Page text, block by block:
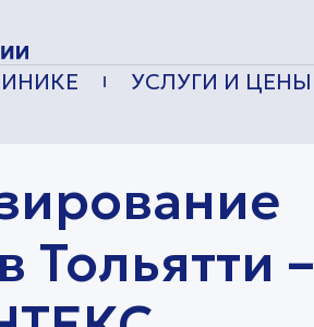
УСЛУГИ И ЦЕНЫ
Тольятти –